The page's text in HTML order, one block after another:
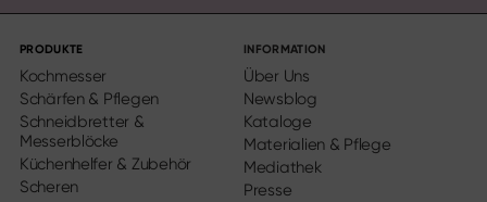
PRODUKTE
Kochmesser
Schärfen & Pflegen
Schneidbretter &
Messerblöcke
Küchenhelfer & Zubehör
Scheren
INFORMATION
Über Uns
Newsblog
Kataloge
Materialien & Pflege
Mediathek
Presse